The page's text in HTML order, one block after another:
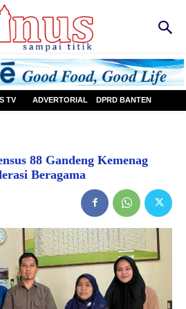
TV ADVERTORIAL DPRD BANTEN
88 Gandeng Kemenag
Beragama